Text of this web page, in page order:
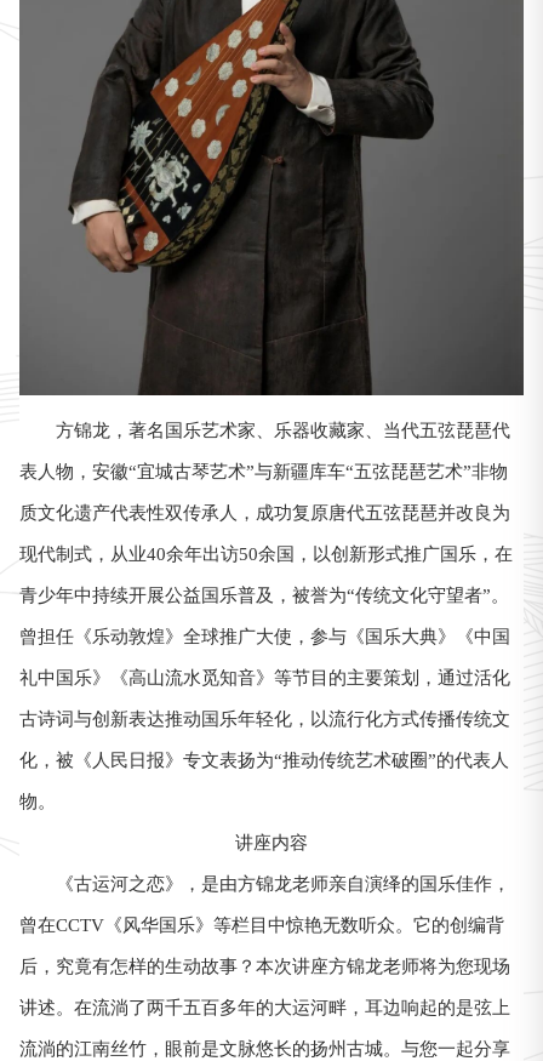
方锦龙，著名国乐艺术家、乐器收藏家、当代五弦琵琶代
表人物，安徽“宜城古琴艺术”与新疆库车“五弦琵琶艺术”非物
质文化遗产代表性双传承人，成功复原唐代五弦琵琶并改良为
现代制式，从业40余年出访50余国，以创新形式推广国乐，在
青少年中持续开展公益国乐普及，被誉为“传统文化守望者”。
曾担任《乐动敦煌》全球推广大使，参与《国乐大典》《中国
礼中国乐》《高山流水觅知音》等节目的主要策划，通过活化
古诗词与创新表达推动国乐年轻化，以流行化方式传播传统文
化，被《人民日报》专文表扬为“推动传统艺术破圈”的代表人
物。
讲座内容
《古运河之恋》，是由方锦龙老师亲自演绎的国乐佳作，
曾在CCTV《风华国乐》等栏目中惊艳无数听众。它的创编背
后，究竟有怎样的生动故事？本次讲座方锦龙老师将为您现场
讲述。在流淌了两千五百多年的大运河畔，耳边响起的是弦上
流淌的江南丝竹，眼前是文脉悠长的扬州古城。与您一起分享